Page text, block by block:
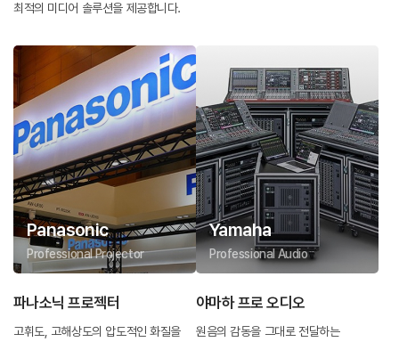
최적의 미디어 솔루션을 제공합니다.
Panasonic
Professional Projector
파나소닉 프로젝터
고휘도, 고해상도의 압도적인 화질을
Yamaha
Professional Audio
야마하 프로 오디오
원음의 감동을 그대로 전달하는